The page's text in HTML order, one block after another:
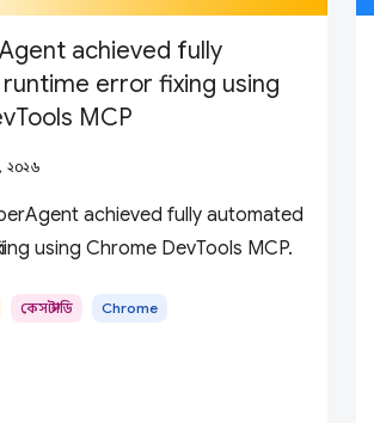
achieved fully
error fixing using
MCP
২০২৬
achieved fully automated
using Chrome DevTools MCP.
কেস স্টাডি Chrome